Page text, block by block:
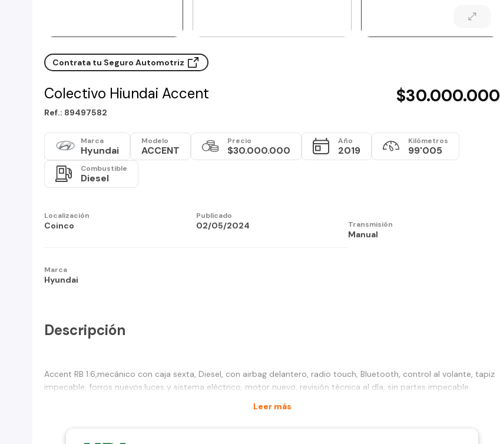
Contrata tu Seguro Automotriz
Colectivo Hiundai Accent $30.000.000
Ref.: 89497582
Marca
Hyundai
Modelo
ACCENT
Precio
$30.000.000
Año
2019
Kilómetros
99'005
Combustible
Diesel
Localización
Coinco
Publicado
02/05/2024 Transmisión
Manual
Marca
Hyundai
Descripción
Accent RB 1.6,mecánico con caja sexta, Diesel, con airbag delantero, radio touch, Bluetooth, control al volante, tapiz
impecable, forros nuevos,luces y sistema eléctrico, motor nuevo, revisión técnica al día, sin partes impecable.
Leer más